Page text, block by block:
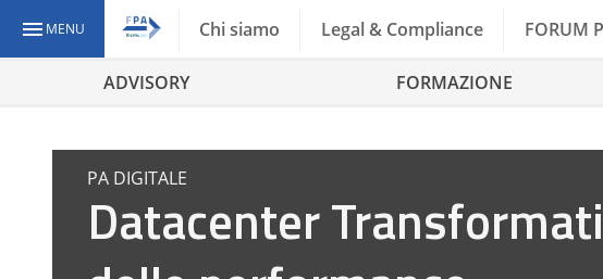
MENU Chi siamo Legal & Compliance FORUM
ADVISORY FORMAZIONE
PA DIGITALE
Datacenter